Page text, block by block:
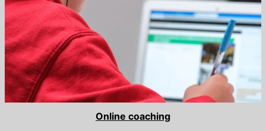
Online coaching